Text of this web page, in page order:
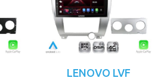
LENOVO LVF